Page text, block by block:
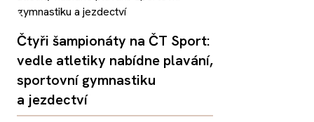
Čtyři šampionáty na ČT Sport:
vedle atletiky nabídne plavání,
sportovní gymnastiku
a jezdectví